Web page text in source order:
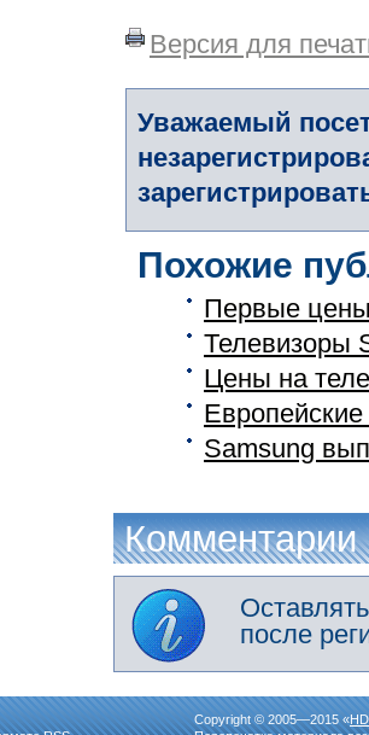
Версия для
Уважаемый
Похожие
Первые
Телевизоры
Цены на
Samsung
Комментарии
после
Copyright © 2005—2015 «